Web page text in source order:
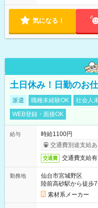
気になる！
土日休み！日勤のお
派遣 職種未経験OK 社会人
WEB登録・面接OK
給与
時給1100円
交通費別途支給あ
交通費 交通費支給有
勤務地
仙台市宮城野区
陸前高砂駅から徒歩
素材系メーカー